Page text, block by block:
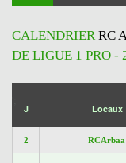
CALENDRIERRC
DE LIGUE 1 PRO -
J Locaux
2 RCArbaa